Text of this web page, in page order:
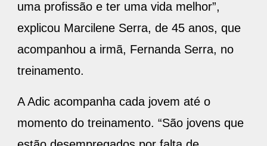
explicou Marcilene Serra, de 45 anos, que
acompanhou a irmã, Fernanda Serra, no
treinamento.
momento do treinamento. “São jovens que
estão desempregados por falta de